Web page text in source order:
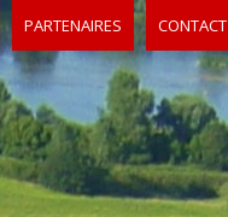
PARTENAIRES CONTACT